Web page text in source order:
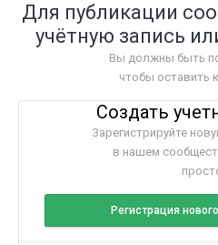
Для публикации
учётную запись
Вы должны быть
чтобы оставить
Создать
Зарегистрируйте
в нашем
Регистрация